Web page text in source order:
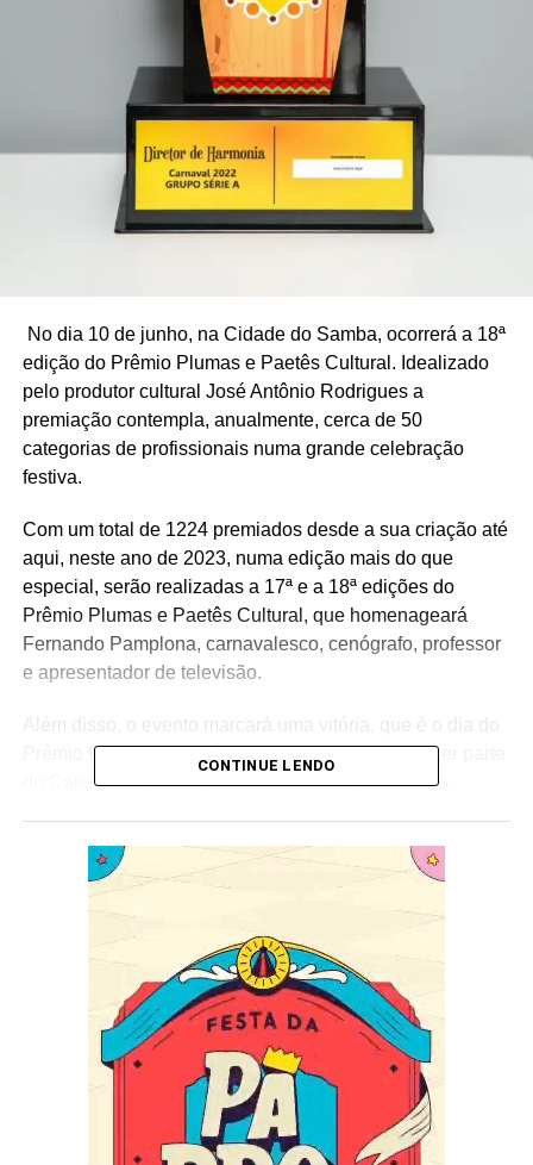
No dia 10 de junho, na Cidade do Samba, ocorrerá a 18ª
edição do Prêmio Plumas e Paetês Cultural. Idealizado
pelo produtor cultural José Antônio Rodrigues a
premiação contempla, anualmente, cerca de 50
categorias de profissionais numa grande celebração
festiva.
Com um total de 1224 premiados desde a sua criação até
aqui, neste ano de 2023, numa edição mais do que
especial, serão realizadas a 17ª e a 18ª edições do
Prêmio Plumas e Paetês Cultural, que homenageará
Fernando Pamplona, carnavalesco, cenógrafo, professor
e apresentador de televisão.
Prêmio Plumas e Paetês Cultural que passa a fazer parte
do Calendário Oficial da Cidade do Rio de Janeiro,
Janeiro, o dia do profissional da economia criativa do
Carnaval, a ser comemorado todo dia 28 de setembro, em
homenagem ao nascimento do ilustre Fernando
Pamplona, projeto de lei apresentada pelo Produtor
Cultural, José Antônio Rodrigues Filho, ao deputado
estadual Noel de Carvalho, autor do Projeto de Lei junto
à ALERJ.
Com tanta coisa boa para comemorar, o Prêmio Plumas e
Paetês Cultural não satisfeito, numa ação social em
parceria com a Legião da Boa Vontade (LBV) pretende
CONTINUE LENDO